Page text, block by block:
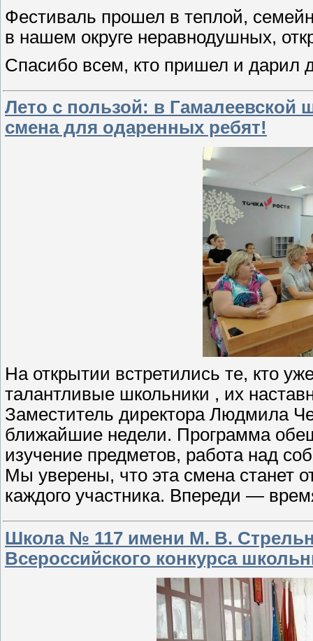
Фестиваль прошел в теплой,
в нашем округе неравнодушных,
Спасибо всем, кто пришел и дарил
Лето с пользой: в
смена для одаренных ребят!
На открытии встретились те, кто
талантливые школьники , их
Заместитель директора Людмила
ближайшие недели. Программа
изучение предметов, работа над
Мы уверены, что эта смена станет
каждого участника. Впереди —
Школа № 117 имени М. В.
Всероссийского конкурса